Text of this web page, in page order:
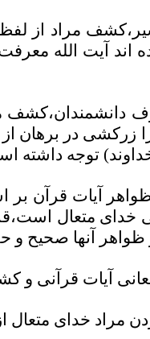
مراد از
اند آیت الله
دانشمندان،کشف
زرکشی در برهان
توجه داشته
ظواهر آیات
خدای متعال
آنها صحیح و
آیات قرآنی و
مراد خدای